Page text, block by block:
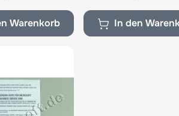
Warenkorb In den